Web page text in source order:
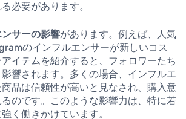
必要があります。
サーの影響があります。例えば、人気
のインフルエンサーが新しいコス
イテムを紹介すると、フォロワーたち
響されます。多くの場合、インフルエ
品は信頼性が高いと見なされ、購入意
のです。このような影響力は、特に若
く働きかけています。